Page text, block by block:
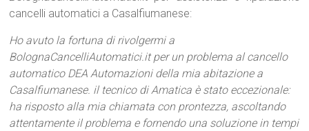
cancelli automatici a Casalfiumanese:
Ho avuto la fortuna di rivolgermi a
BolognaCancelliAutomatici.it per un problema al cancello
automatico DEA Automazioni della mia abitazione a
Casalfiumanese. il tecnico di Amatica è stato eccezionale:
ha risposto alla mia chiamata con prontezza, ascoltando
attentamente il problema e fornendo una soluzione in tempi